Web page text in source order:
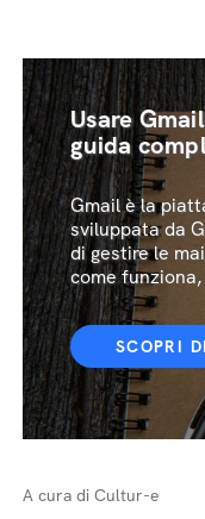
Usare
guida
Gmail è la
sviluppata da
di gestire le
come
da conoscere
SCOPRI
A cura di Cultur-e